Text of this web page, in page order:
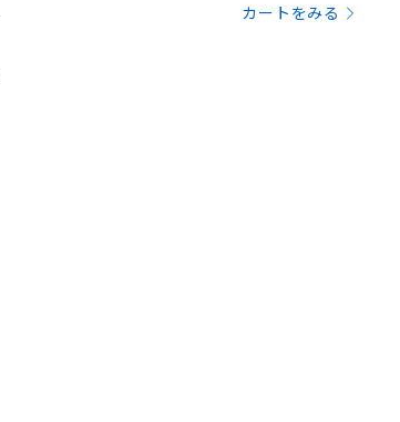
カートをみる